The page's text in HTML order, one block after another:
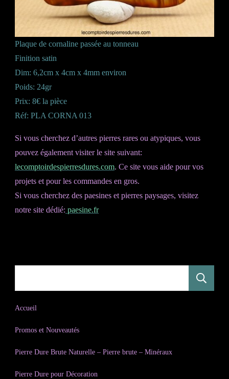
Plaque de cornaline passée au tonneau
Finition satin
Dim: 6,2cm x 4cm x 4mm environ
Poids: 24gr
Prix: 8€ la pièce
Réf: PLA CORNA 013
Si vous cherchez d’autres pierres rares ou atypiques, vous
pouvez également visiter le site suivant:
lecomptoirdespierresdures.com. Ce site vous aide pour vos
projets et pour les commandes en gros.
Si vous cherchez des paesines et pierres paysages, visitez
notre site dédié: paesine.fr
Accueil
Promos et Nouveautés
Pierre Dure Brute Naturelle – Pierre brute – Minéraux
Pierre Dure pour Décoration